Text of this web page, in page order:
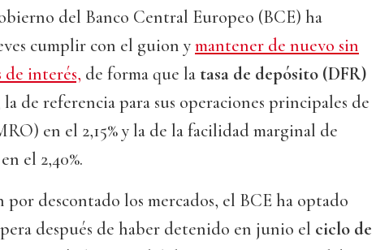
del Banco Central Europeo (BCE) ha
cumplir con el guion ymantener de nuevo sin
de interés, de forma que la tasa de depósito (DFR)
la de referencia para sus operaciones principales de
en el 2,15% y la de la facilidad marginal de
el 2,40%.
por descontado los mercados, el BCE ha optado
después de haber detenido en junio el ciclo de